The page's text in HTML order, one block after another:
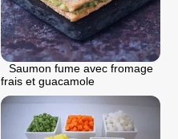
Saumon fume avec fromage
frais et guacamole